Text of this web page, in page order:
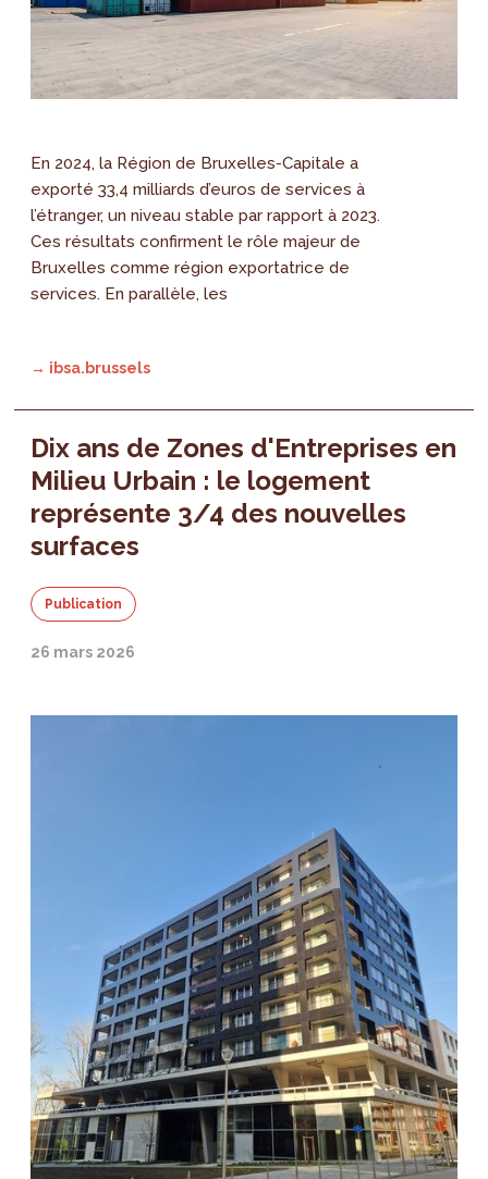
En 2024, la Région de Bruxelles-Capitale a
exporté 33,4 milliards d’euros de services à
l’étranger, un niveau stable par rapport à 2023.
Ces résultats confirment le rôle majeur de
Bruxelles comme région exportatrice de
services. En parallèle, les
→ ibsa.brussels
Dix ans de Zones d'Entreprises en
Milieu Urbain : le logement
représente 3/4 des nouvelles
surfaces
Publication
26 mars 2026